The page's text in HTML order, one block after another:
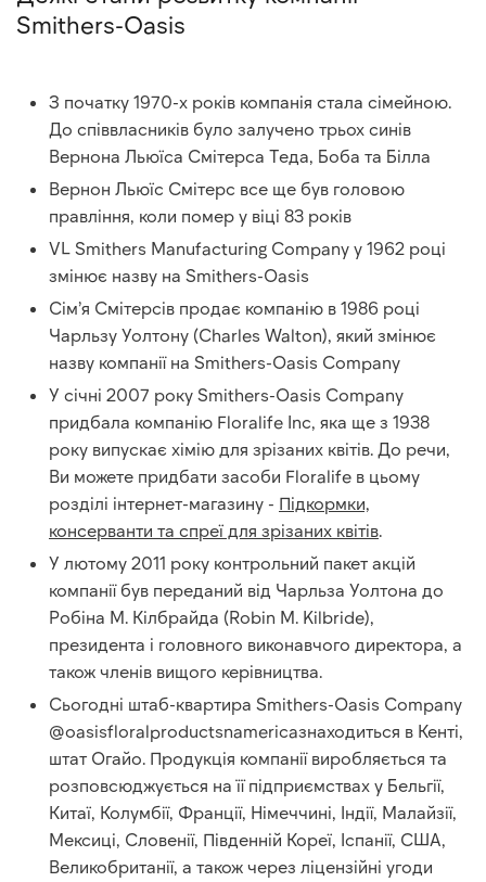
Smithers-Oasis
З початку 1970-х років компанія стала сімейною.
До співвласників було залучено трьох синів
Вернона Льюїса Смітерса Теда, Боба та Білла
Вернон Льюїс Смітерс все ще був головою
правління, коли помер у віці 83 років
VL Smithers Manufacturing Company у 1962 році
змінює назву на Smithers-Oasis
Сім’я Смітерсів продає компанію в 1986 році
Чарльзу Уолтону (Charles Walton), який змінює
назву компанії на Smithers-Oasis Company
У січні 2007 року Smithers-Oasis Company
придбала компанію Floralife Inc, яка ще з 1938
року випускає хімію для зрізаних квітів. До речи,
Ви можете придбати засоби Floralife в цьому
розділі інтернет-магазину - Підкормки,
консерванти та спреї для зрізаних квітів.
У лютому 2011 року контрольний пакет акцій
компанії був переданий від Чарльза Уолтона до
Робіна М. Кілбрайда (Robin M. Kilbride),
президента і головного виконавчого директора, а
також членів вищого керівництва.
Сьогодні штаб-квартира Smithers-Oasis Company
@oasisfloralproductsnamericaзнаходиться в Кенті,
штат Огайо. Продукція компанії виробляється та
розповсюджується на її підприємствах у Бельгії,
Китаї, Колумбії, Франції, Німеччині, Індії, Малайзії,
Мексиці, Словенії, Південній Кореї, Іспанії, США,
Великобританії, а також через ліцензійні угоди